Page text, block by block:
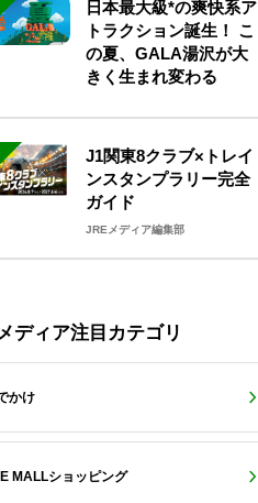
日本最大級*の爽快系ア
トラクション誕生！ こ
の夏、GALA湯沢が大
きく生まれ変わる
J1関東8クラブ×トレイ
ンスタンプラリー完全
ガイド
JREメディア編集部
ディア注目カテゴリ
かけ
MALLショッピング